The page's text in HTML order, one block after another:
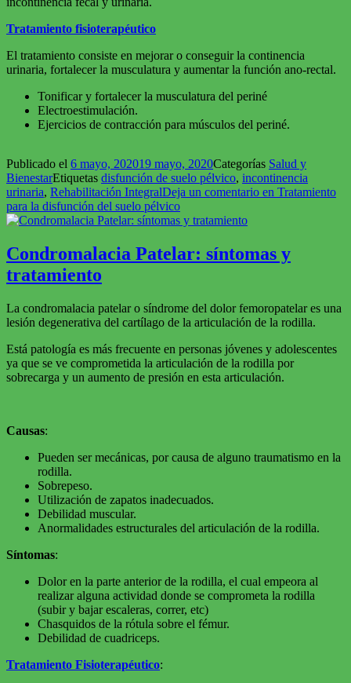
Tratamiento fisioterapéutico
El tratamiento consiste en mejorar o conseguir la continencia
urinaria, fortalecer la musculatura y aumentar la función ano-rectal.
Tonificar y fortalecer la musculatura del periné
Electroestimulación.
Ejercicios de contracción para músculos del periné.
Publicado el 6 mayo, 202019 mayo, 2020Categorías Salud y
BienestarEtiquetas disfunción de suelo pélvico, incontinencia
urinaria, Rehabilitación IntegralDeja un comentario en Tratamiento
para la disfunción del suelo pélvico
Condromalacia Patelar: síntomas y
tratamiento
La condromalacia patelar o síndrome del dolor femoropatelar es una
lesión degenerativa del cartílago de la articulación de la rodilla.
Está patología es más frecuente en personas jóvenes y adolescentes
ya que se ve comprometida la articulación de la rodilla por
sobrecarga y un aumento de presión en esta articulación.
Causas:
Pueden ser mecánicas, por causa de alguno traumatismo en la
rodilla.
Sobrepeso.
Utilización de zapatos inadecuados.
Debilidad muscular.
Anormalidades estructurales del articulación de la rodilla.
Síntomas:
Dolor en la parte anterior de la rodilla, el cual empeora al
realizar alguna actividad donde se comprometa la rodilla
(subir y bajar escaleras, correr, etc)
Chasquidos de la rótula sobre el fémur.
Debilidad de cuadriceps.
Tratamiento Fisioterapéutico: